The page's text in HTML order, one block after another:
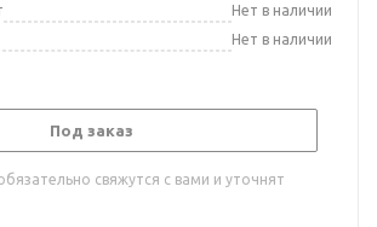
Нет в наличии
Нет в наличии
Под заказ
свяжутся с вами и уточнят